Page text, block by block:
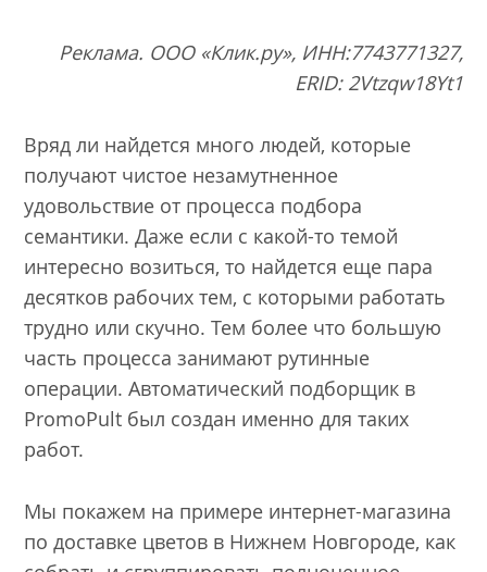
Реклама. ООО «Клик.ру», ИНН:7743771327,
ERID: 2Vtzqw18Yt1
Вряд ли найдется много людей, которые
получают чистое незамутненное
удовольствие от процесса подбора
семантики. Даже если с какой-то темой
интересно возиться, то найдется еще пара
десятков рабочих тем, с которыми работать
трудно или скучно. Тем более что большую
часть процесса занимают рутинные
операции. Автоматический подборщик в
PromoPult был создан именно для таких
работ.
Мы покажем на примере интернет-магазина
по доставке цветов в Нижнем Новгороде, как